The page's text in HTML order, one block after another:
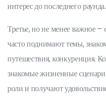
интерес до последнего раунда.
Третье, но не менее важное
часто поднимают темы,
путешествия, конкуренция.
знакомые жизненные
роли и получают